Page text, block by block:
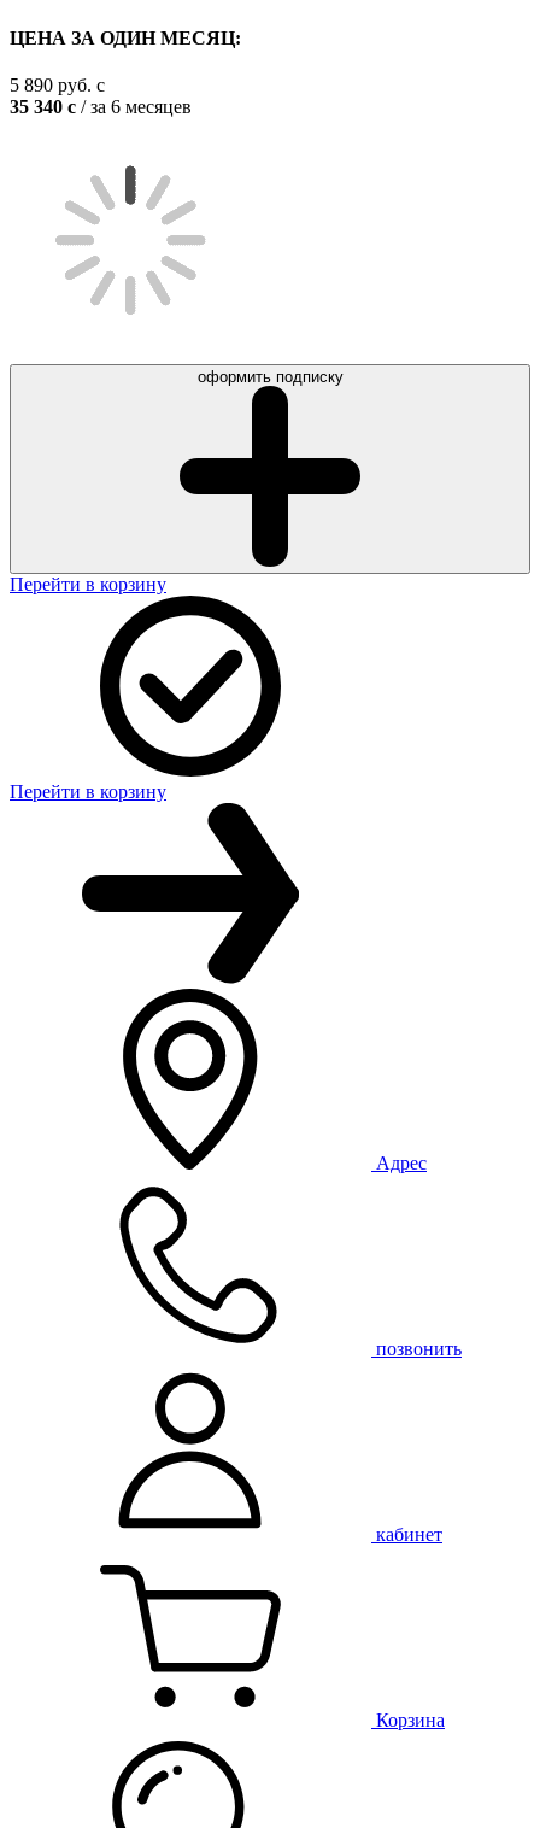
ЦЕНА ЗА ОДИН МЕСЯЦ:
5 890 руб. c
35 340 c / за 6 месяцев
оформить подписку
Перейти в корзину
Перейти в корзину
Адрес
позвонить
кабинет
Корзина